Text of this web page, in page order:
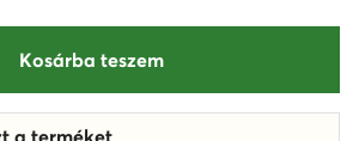
Kosárba teszem
a terméket